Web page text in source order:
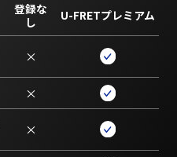
登録な
し
U-FRETプレミアム
×
×
×